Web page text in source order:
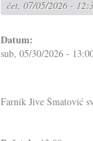
moravskih
čet, 07/05/2026 -
Datum:
sub, 05/30/2026 -
Farnik Jive Šmatović